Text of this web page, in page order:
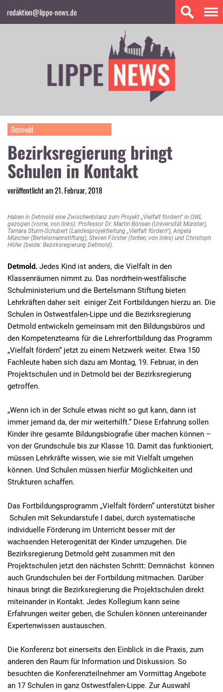
redaktion@lippe-news.de
Detmold
Bezirksregierung bringt
Schulen in Kontakt
veröffentlicht am 21. Februar, 2018
Haben in Detmold eine Zwischenbilanz zum Projekt „Vielfalt fördern“ in OWL
gezogen (vorne, von links): Professor Dr. Martin Bönsen (Universität Münster),
Tamara Sturm-Schubert (Landesprojektleitung „Vielfalt fördern“), Angela
Müncher (Bertelsmannstiftung), Steven Förster (hinten, von links) und Christoph
Höfer (beide: Bezirksregierung Detmold).
Detmold. Jedes Kind ist anders, die Vielfalt in den
Klassenräumen nimmt zu. Das nordrhein-westfälische
Schulministerium und die Bertelsmann Stiftung bieten
Lehrkräften daher seit einiger Zeit Fortbildungen hierzu an. Die
Schulen in Ostwestfalen-Lippe und die Bezirksregierung
Detmold entwickeln gemeinsam mit den Bildungsbüros und
den Kompetenzteams für die Lehrerfortbildung das Programm
„Vielfalt fördern“ jetzt zu einem Netzwerk weiter. Etwa 150
Fachleute haben sich dazu am Montag, 19. Februar, in den
Projektschulen und in Detmold bei der Bezirksregierung
getroffen.
„Wenn ich in der Schule etwas nicht so gut kann, dann ist
immer jemand da, der mir weiterhilft.“ Diese Erfahrung sollen
Kinder ihre gesamte Bildungsbiografie über machen können –
von der Grundschule bis zur Klasse 10. Damit das funktioniert,
müssen Lehrkräfte wissen, wie sie mit Vielfalt umgehen
können. Und Schulen müssen hierfür Möglichkeiten und
Strukturen schaffen.
Das Fortbildungsprogramm „Vielfalt fördern“ unterstützt bisher
Schulen mit Sekundarstufe I dabei, durch systematische
individuelle Förderung im Unterricht besser mit der
wachsenden Heterogenität der Kinder umzugehen. Die
Bezirksregierung Detmold geht zusammen mit den
Projektschulen jetzt den nächsten Schritt: Demnächst können
auch Grundschulen bei der Fortbildung mitmachen. Darüber
hinaus bringt die Bezirksregierung die Projektschulen direkt
miteinander in Kontakt. Jedes Kollegium kann seine
Erfahrungen weiter geben, die Schulen können untereinander
Expertenwissen austauschen.
Die Konferenz bot einerseits den Einblick in die Praxis, zum
anderen den Raum für Information und Diskussion. So
besuchten die Konferenzteilnehmer am Vormittag Angebote
an 17 Schulen in ganz Ostwestfalen-Lippe. Zur Auswahl